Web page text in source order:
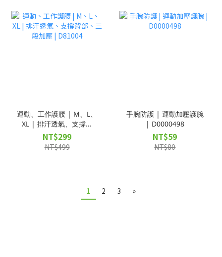
運動、工作護腰 | M、L、
XL | 排汗透氣、支撐背
部、三段加壓 | D81004
NT$299
NT$499
手腕防護 | 運動加壓護腕
| D0000498
NT$59
NT$80
1 2 3 »